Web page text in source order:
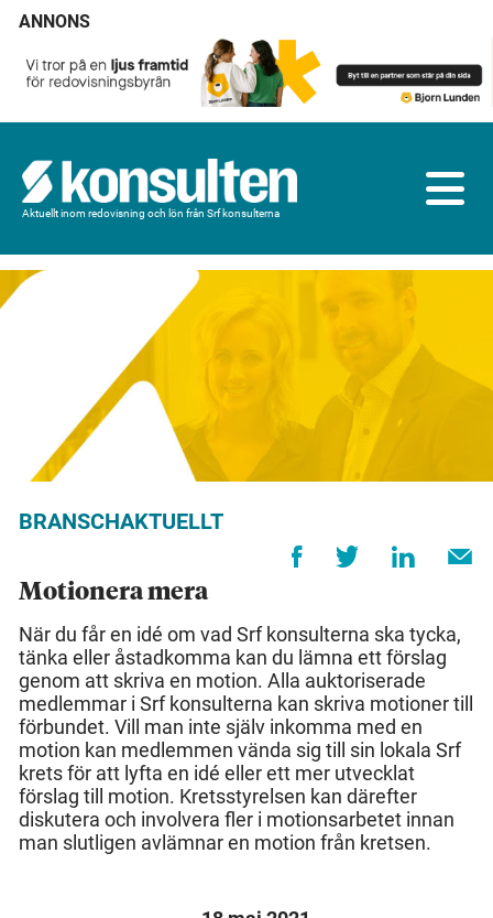
ANNONS
Aktuellt inom redovisning och lön från Srf konsulterna
BRANSCHAKTUELLT
Motionera mera
När du får en idé om vad Srf konsulterna ska tycka,
tänka eller åstadkomma kan du lämna ett förslag
genom att skriva en motion. Alla auktoriserade
medlemmar i Srf konsulterna kan skriva motioner till
förbundet. Vill man inte själv inkomma med en
motion kan medlemmen vända sig till sin lokala Srf
krets för att lyfta en idé eller ett mer utvecklat
förslag till motion. Kretsstyrelsen kan därefter
diskutera och involvera fler i motionsarbetet innan
man slutligen avlämnar en motion från kretsen.